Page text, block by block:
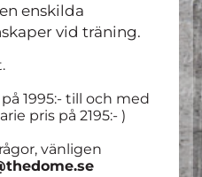
enskilda
vid träning.
1995:- till och med
pris på 2195:- )
vänligen